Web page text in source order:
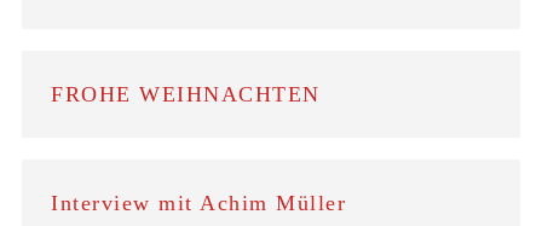
FROHE WEIHNACHTEN
Interview mit Achim Müller